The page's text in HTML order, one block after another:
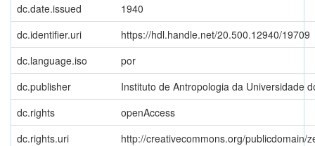
dc.date.issued
1940
dc.identifier.uri
https://hdl.handle.net/20.500.12940/19709
dc.language.iso
por
dc.publisher
Instituto de Antropologia da Universidade
dc.rights
openAccess
dc.rights.uri
http://creativecommons.org/publicdomain/